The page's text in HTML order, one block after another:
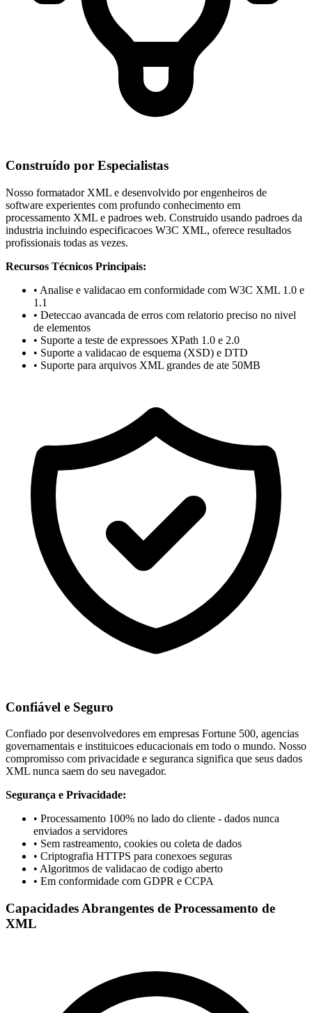
Construído por Especialistas
Nosso formatador XML e desenvolvido por engenheiros de
software experientes com profundo conhecimento em
processamento XML e padroes web. Construido usando padroes da
industria incluindo especificacoes W3C XML, oferece resultados
profissionais todas as vezes.
Recursos Técnicos Principais:
• Analise e validacao em conformidade com W3C XML 1.0 e
1.1
• Deteccao avancada de erros com relatorio preciso no nivel
de elementos
• Suporte a teste de expressoes XPath 1.0 e 2.0
• Suporte a validacao de esquema (XSD) e DTD
• Suporte para arquivos XML grandes de ate 50MB
Confiável e Seguro
Confiado por desenvolvedores em empresas Fortune 500, agencias
governamentais e instituicoes educacionais em todo o mundo. Nosso
compromisso com privacidade e seguranca significa que seus dados
XML nunca saem do seu navegador.
Segurança e Privacidade:
• Processamento 100% no lado do cliente - dados nunca
enviados a servidores
• Sem rastreamento, cookies ou coleta de dados
• Criptografia HTTPS para conexoes seguras
• Algoritmos de validacao de codigo aberto
• Em conformidade com GDPR e CCPA
Capacidades Abrangentes de Processamento de
XML